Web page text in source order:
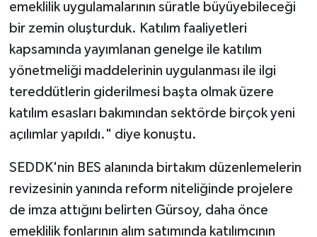
emeklilik uygulamalarının süratle büyüyebileceği
bir zemin oluşturduk. Katılım faaliyetleri
kapsamında yayımlanan genelge ile katılım
yönetmeliği maddelerinin uygulanması ile ilgi
tereddütlerin giderilmesi başta olmak üzere
katılım esasları bakımından sektörde birçok yeni
açılımlar yapıldı." diye konuştu.
SEDDK'nin BES alanında birtakım düzenlemelerin
revizesinin yanında reform niteliğinde projelere
de imza attığını belirten Gürsoy, daha önce
emeklilik fonlarının alım satımında katılımcının